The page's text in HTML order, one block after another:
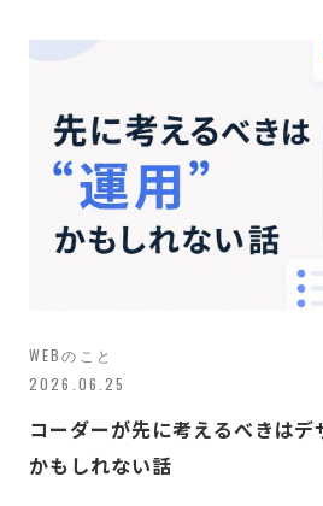
WEBのこと
2026.06.25
コーダーが先に考えるべきはデ
かもしれない話